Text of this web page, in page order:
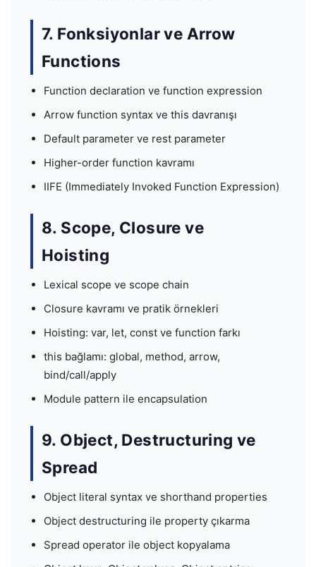
7. Fonksiyonlar ve Arrow
Functions
Function declaration ve function expression
Arrow function syntax ve this davranışı
Default parameter ve rest parameter
Higher-order function kavramı
IIFE (Immediately Invoked Function Expression)
8. Scope, Closure ve
Hoisting
Lexical scope ve scope chain
Closure kavramı ve pratik örnekleri
Hoisting: var, let, const ve function farkı
this bağlamı: global, method, arrow,
bind/call/apply
Module pattern ile encapsulation
9. Object, Destructuring ve
Spread
Object literal syntax ve shorthand properties
Object destructuring ile property çıkarma
Spread operator ile object kopyalama